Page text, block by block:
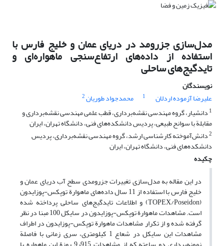
مدل‌سازی جزرومد در دریای عمان و خلیج فارس با
استفاده از داده‌های ارتفاع‌سنجی ماهواره‌ای و
تایدگیج‌های ساحلی
نویسندگان
علیرضا آزموده اردلان
1 محمدجواد طوریان2
1 دانشیار، گروه مهندسی نقشه‌برداری، قطب علمی مهندسی نقشه‌برداری و
مقابلة با سوانح طبیعی، پردیس دانشکده‌های فنی، دانشگاه تهران، ایران
2دانش‌آموخته کارشناسی ارشد، گروه مهندسی نقشه‌برداری، پردیس
دانشکده‌های فنی، دانشگاه تهران، ایران
چکیده
در این مقاله به مدل‌سازی تغییرات جزرومدی سطح آب دریای عمان و
خلیج فارس با استفاده از 11 سال داده‌های ماهوارة توپکس-پوزایدون
(TOPEX/Poseidon) و اطلاعات تایدگیج‌های ساحلی پرداخته شده
است. مشاهدات ماهوارة توپکس-پوزایدون در سایکل 100 مبنا در نظر
گرفته شده و از تکرار مشاهدات ماهوارة توپکس-پوزایدون در اطراف
مشاهدات این سایکل در شعاع 1 کیلومتری، سری زمانی با فاصلة